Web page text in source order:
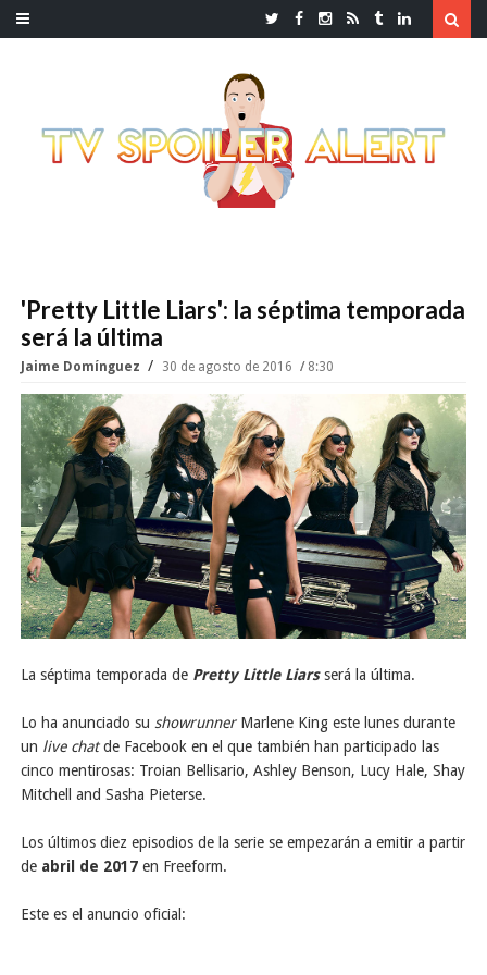
'Pretty Little Liars': la séptima temporada
será la última
Jaime Domínguez 30 de agosto de 2016 8:30
La séptima temporada de Pretty Little Liars será la última.
Lo ha anunciado su showrunner Marlene King este lunes durante
un live chatde Facebook en el que también han participado las
cinco mentirosas: Troian Bellisario, Ashley Benson, Lucy Hale, Shay
Mitchell and Sasha Pieterse.
Los últimos diez episodios de la serie se empezarán a emitir a partir
de abril de 2017 en Freeform.
Este es el anuncio oficial: